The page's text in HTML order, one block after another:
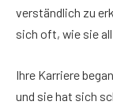
verständlich zu
sich oft, wie sie
Ihre Karriere
und sie hat sich